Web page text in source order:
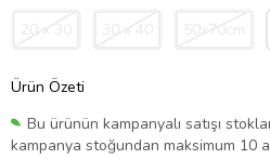
20 x 30 30 x 40 50x70cm
Ürün Özeti
Bu ürünün kampanyalı satışı
kampanya stoğundan maksimum 10